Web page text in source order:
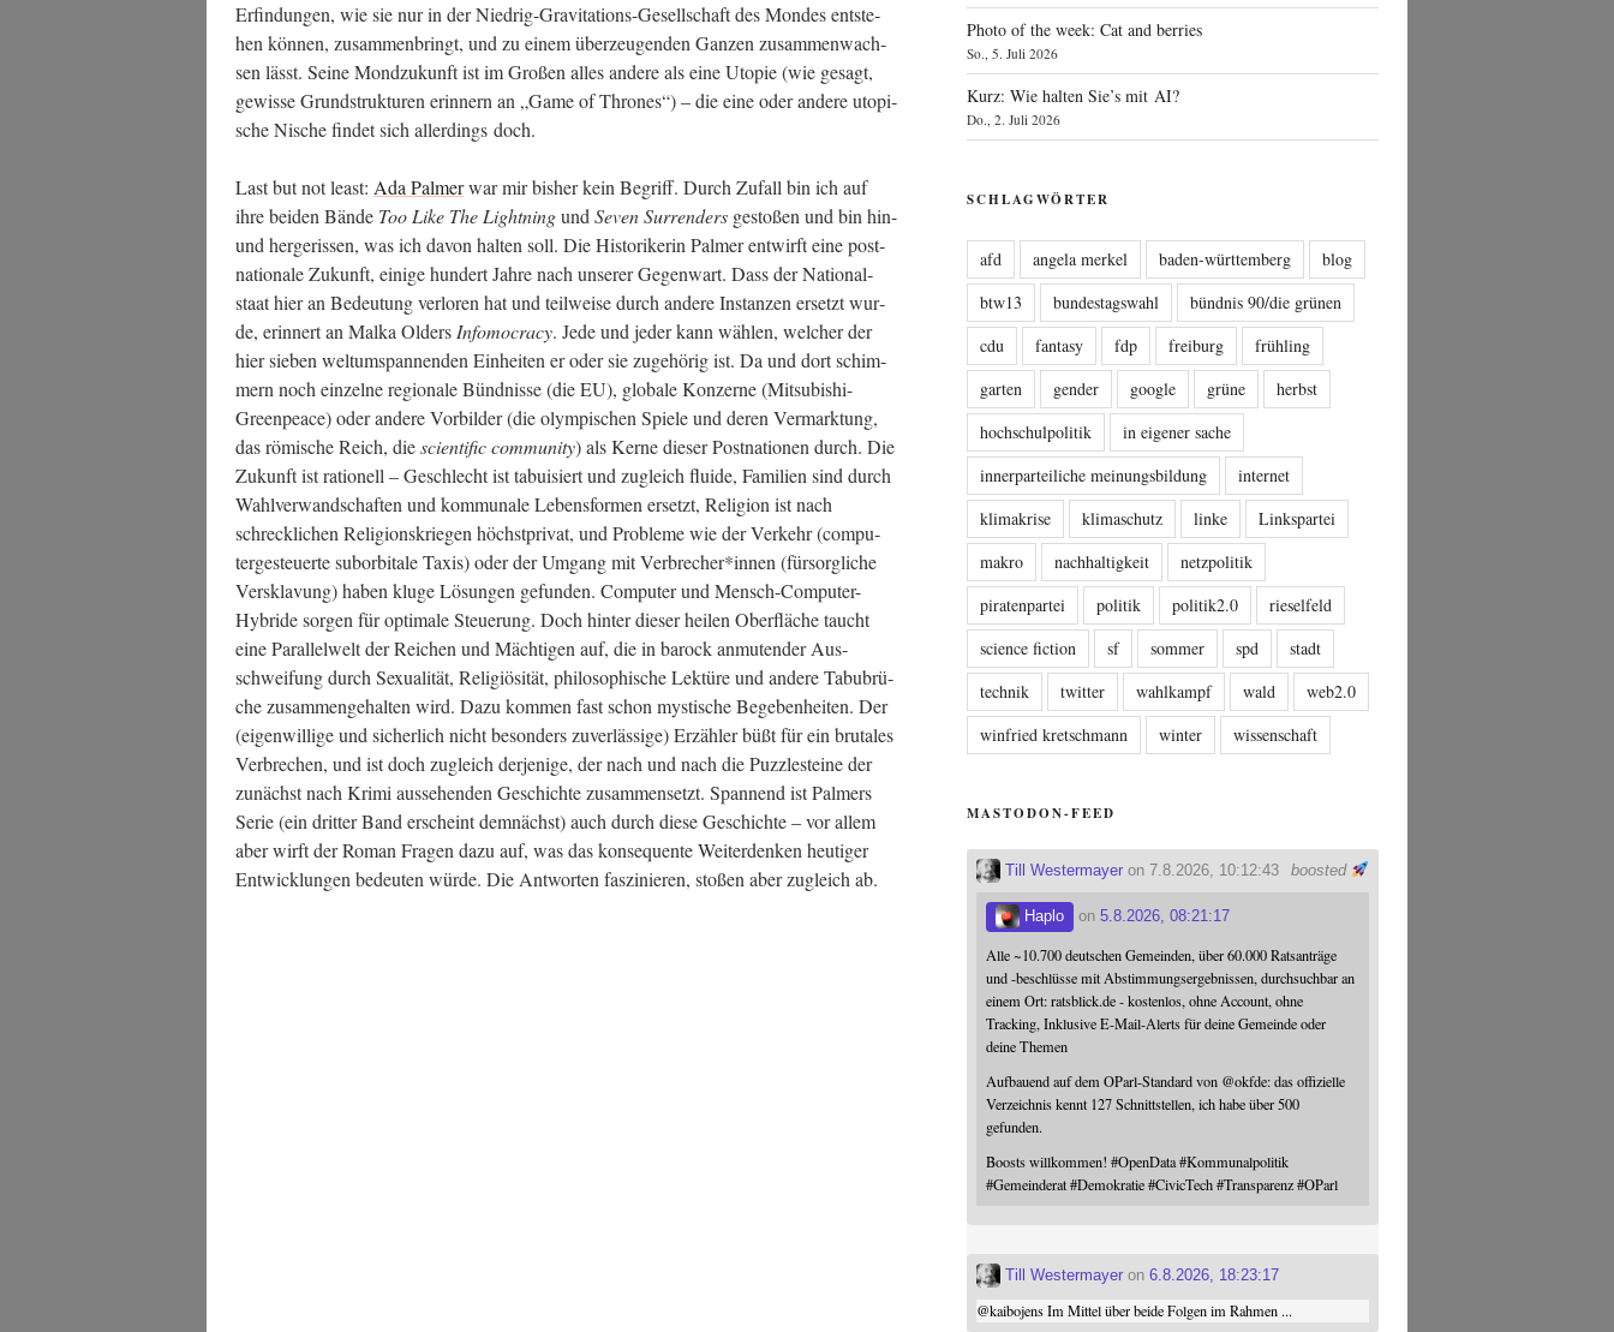
Erfin­dun­gen, wie sie nur in der Nied­rig-Gra­vi­ta­ti­ons-Gesell­schaft des Mon­des ent­ste­
hen kön­nen, zusam­men­bringt, und zu einem über­zeu­gen­den Gan­zen zusam­men­wach­
sen lässt. Sei­ne Mond­zu­kunft ist im Gro­ßen alles ande­re als eine Uto­pie (wie gesagt,
gewis­se Grund­struk­tu­ren erin­nern an „Game of Thro­nes“) – die eine oder ande­re uto­pi­
sche Nische fin­det sich aller­dings doch.
Last but not least: Ada Pal­merwar mir bis­her kein Begriff. Durch Zufall bin ich auf
ihre bei­den Bän­de Too Like The Light­ningund Seven Sur­ren­ders gesto­ßen und bin hin-
und her­ge­ris­sen, was ich davon hal­ten soll. Die His­to­ri­ke­rin Pal­mer ent­wirft eine post­
na­tio­na­le Zukunft, eini­ge hun­dert Jah­re nach unse­rer Gegen­wart. Dass der Natio­nal­
staat hier an Bedeu­tung ver­lo­ren hat und teil­wei­se durch ande­re Instan­zen ersetzt wur­
de, erin­nert an Mal­ka Olders Info­mo­cra­cy. Jede und jeder kann wäh­len, wel­cher der
hier sie­ben welt­um­span­nen­den Ein­hei­ten er oder sie zuge­hö­rig ist. Da und dort schim­
mern noch ein­zel­ne regio­na­le Bünd­nis­se (die EU), glo­ba­le Kon­zer­ne (Mitsu­bi­shi-
Green­peace) oder ande­re Vor­bil­der (die olym­pi­schen Spie­le und deren Ver­mark­tung,
das römi­sche Reich, diesci­en­ti­fic com­mu­ni­ty) als Ker­ne die­ser Post­na­tio­nen durch. Die
Zukunft ist ratio­nell – Geschlecht ist tabui­siert und zugleich flui­de, Fami­li­en sind durch
Wahl­ver­wand­schaf­ten und kom­mu­na­le Lebens­for­men ersetzt, Reli­gi­on ist nach
schreck­li­chen Reli­gi­ons­krie­gen höchst­pri­vat, und Pro­ble­me wie der Ver­kehr (com­pu­
ter­ge­steu­er­te sub­or­bi­ta­le Taxis) oder der Umgang mit Verbrecher*innen (für­sorg­li­che
Ver­skla­vung) haben klu­ge Lösun­gen gefun­den. Com­pu­ter und Mensch-Com­pu­ter-
Hybri­de sor­gen für opti­ma­le Steue­rung. Doch hin­ter die­ser hei­len Ober­flä­che taucht
eine Par­al­lel­welt der Rei­chen und Mäch­ti­gen auf, die in barock anmu­ten­der Aus­
schwei­fung durch Sexua­li­tät, Reli­giö­si­tät, phi­lo­so­phi­sche Lek­tü­re und ande­re Tabu­brü­
che zusam­men­ge­hal­ten wird. Dazu kom­men fast schon mys­ti­sche Bege­ben­hei­ten. Der
(eigen­wil­li­ge und sicher­lich nicht beson­ders zuver­läs­si­ge) Erzäh­ler büßt für ein bru­ta­les
Ver­bre­chen, und ist doch zugleich der­je­ni­ge, der nach und nach die Puz­zle­stei­ne der
zunächst nach Kri­mi aus­se­hen­den Geschich­te zusam­men­setzt. Span­nend ist Pal­mers
Serie (ein drit­ter Band erscheint dem­nächst) auch durch die­se Geschich­te – vor allem
aber wirft der Roman Fra­gen dazu auf, was das kon­se­quen­te Wei­ter­den­ken heu­ti­ger
Ent­wick­lun­gen bedeu­ten wür­de. Die Ant­wor­ten fas­zi­nie­ren, sto­ßen aber zugleich ab.
Photo of the week: Cat and berries
So., 5. Juli 2026
Kurz: Wie halten Sie’s mit AI?
Do., 2. Juli 2026
SCHLAGWÖRTER
afd angela merkel baden-württemberg
blog
btw13
bundestagswahl
bündnis 90/die grünen
cdu
fantasy fdp freiburg
frühling
garten
gender google grüne
herbst
hochschulpolitik
in eigener sache
innerparteiliche meinungsbildung
internet
klimakrise
klimaschutz linke
Linkspartei
makro
nachhaltigkeit
netzpolitik
piratenpartei
politik politik2.0
rieselfeld
science fiction
sf sommer spd
stadt
technik
twitter wahlkampf wald
web2.0
winfried kretschmann
winter wissenschaft
MASTODON-FEED
boosted
Till Westermayer on 7.8.2026, 10:12:43
Haplo on5.8.2026, 08:21:17
Alle ~10.700 deutschen Gemeinden, über 60.000 Ratsanträge
und -beschlüsse mit Abstimmungsergebnissen, durchsuchbar an
einem Ort: ratsblick.de - kostenlos, ohne Account, ohne
Tracking, Inklusive E-Mail-Alerts für deine Gemeinde oder
deine Themen
Aufbauend auf dem OParl-Standard von @okfde: das offizielle
Verzeichnis kennt 127 Schnittstellen, ich habe über 500
gefunden.
Boosts willkommen!#OpenData #Kommunalpolitik
#Gemeinderat #Demokratie #CivicTech #Transparenz #OParl
Till Westermayer on6.8.2026, 18:23:17
@kaibojensIm Mittel über beide Folgen im Rahmen ...